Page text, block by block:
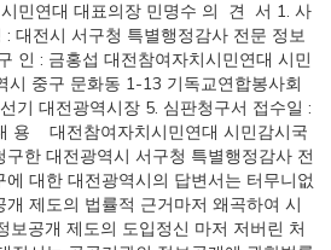
민연대 대표의장 민명수 의 견 서 1. 사
대전시 서구청 특별행정감사 전문 정보
인 : 금홍섭 대전참여자치시민연대 시민
구 문화동 1-13 기독교연합봉사회
기 대전광역시장 5. 심판청구서 접수일 :
용 대전참여자치시민연대 시민감시국
한 대전광역시 서구청 특별행정감사 전
대한 대전광역시의 답변서는 터무니없
제도의 법률적 근거마저 왜곡하여 시
보공개 제도의 도입정신 마저 저버린 처